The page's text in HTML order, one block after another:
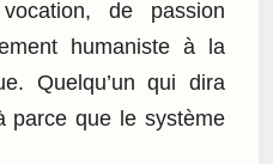
de passion
humaniste à la
Quelqu’un qui dira
parce que le système